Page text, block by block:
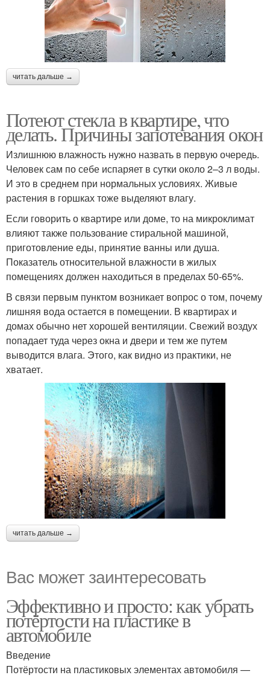
читать дальше →
Потеют стекла в квартире, что
делать. Причины запотевания окон
Излишнюю влажность нужно назвать в первую очередь.
Человек сам по себе испаряет в сутки около 2–3 л воды.
И это в среднем при нормальных условиях. Живые
растения в горшках тоже выделяют влагу.
Если говорить о квартире или доме, то на микроклимат
влияют также пользование стиральной машиной,
приготовление еды, принятие ванны или душа.
Показатель относительной влажности в жилых
помещениях должен находиться в пределах 50-65%.
В связи первым пунктом возникает вопрос о том, почему
лишняя вода остается в помещении. В квартирах и
домах обычно нет хорошей вентиляции. Свежий воздух
попадает туда через окна и двери и тем же путем
выводится влага. Этого, как видно из практики, не
хватает.
читать дальше →
Вас может заинтересовать
Эффективно и просто: как убрать
потёртости на пластике в
автомобиле
Введение
Потёртости на пластиковых элементах автомобиля —